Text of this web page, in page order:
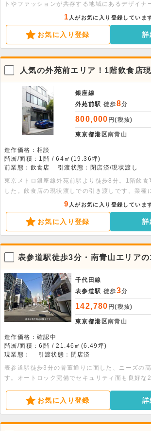
トやファッションが共存する地域にあるデザイナ
谷・表参道エリアに挟まれながら、落ち着いた雰
オフィスだけでなく、個性的なショップやカフェ
ビルには花屋やインテリアショップも入居してい
下1階にあり、隠れ家的な雰囲気を出すことがで
の物件のため、ご興味のある方はお早めにお問い
1 人がお気に入り登録していま
お気に入り登録 詳
人気の外苑前エリア！1階飲食店
銀座線
外苑前駅 徒歩8分
800,000 円(税抜)
東京都港区南青山
造作価格：相談
階層/面積：1階 / 64㎡(19.36坪)
前業態：飲食店
引渡状態：閉店済/現状渡し
東京メトロ銀座線外苑前駅より徒歩8分。1階飲食
した。飲食店の現状渡しでの引き渡しです。業種
9 人がお気に入り登録していま
お気に入り登録 詳
表参道駅徒歩3分・南青山エリア
ィス＆ショップ
千代田線
表参道駅 徒歩3分
142,780 円(税抜)
東京都港区南青山
造作価格：確認中
階層/面積：6階 / 21.46㎡(6.49坪)
現業態：
引渡状態：閉店済
表参道駅徒歩3分の骨董通りに面した、ニーズの
す。オートロック完備でセキュリティ面も良好な
お気に入り登録 詳